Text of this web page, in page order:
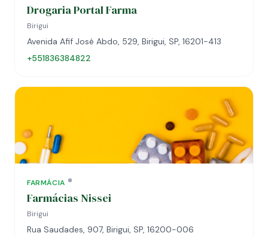
Drogaria Portal Farma
Birigui
Avenida Afif José Abdo, 529, Birigui, SP, 16201-413
+551836384822
FARMÁCIA
Farmácias Nissei
Birigui
Rua Saudades, 907, Birigui, SP, 16200-006